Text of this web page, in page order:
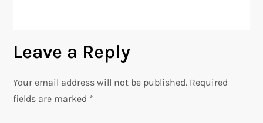
Leave a Reply
Your email address will not be published. Required
fields are marked *